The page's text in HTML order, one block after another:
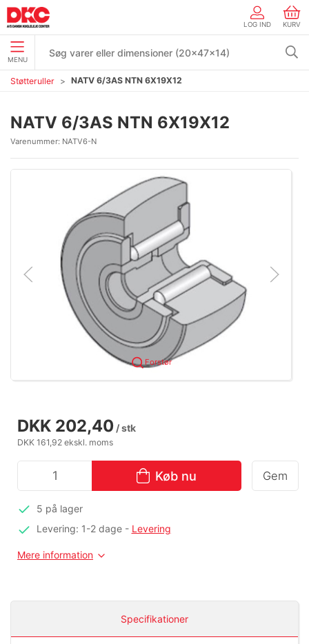
LOG IND KURV
MENU
Støtteruller NATV 6/3AS NTN 6X19X12
NATV 6/3AS NTN 6X19X12
Varenummer: NATV6-N
Forstør
DKK 202,40 / stk
DKK 161,92 ekskl. moms
Køb nu Gem
5 på lager
Levering: 1-2 dage- Levering
Mere information
Specifikationer